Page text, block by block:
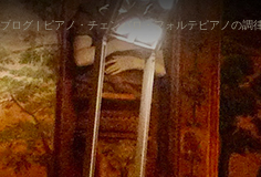
ブログ | ピアノ・チェンバロ・フォルテピアノの